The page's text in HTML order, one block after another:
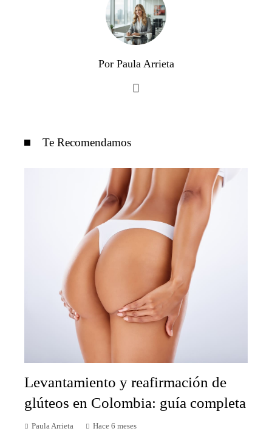
Por Paula Arrieta
Te Recomendamos
Levantamiento y reafirmación de
glúteos en Colombia: guía completa
Paula Arrieta Hace 6 meses